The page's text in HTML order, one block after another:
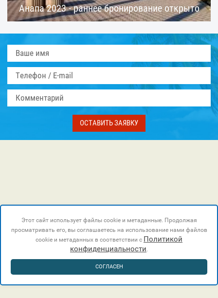
Анапа 2023 - раннее бронирование открыто
ОСТАВИТЬ ЗАЯВКУ
Этот сайт использует файлы cookie и метаданные. Продолжая
просматривать его, вы соглашаетесь на использование нами файлов
cookie и метаданных в соответствии с Политикой
конфиденциальности.
СОГЛАСЕН